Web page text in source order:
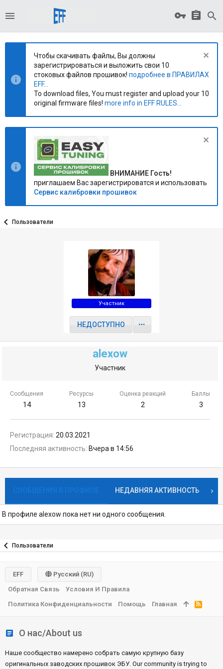
Чтобы скачивать файлы, Вы должны
зарегистрироваться и выложить свои 10
стоковых файлов прошивок! подробнее в ПРАВИЛАХ
EFF...
To download files, You must register and upload your 10
original firmware files! more info in EFF RULES...
ВНИМАНИЕ Гость!
приглашаем Вас зарегистрироватся и использовать
Сервис калибровки прошивок
Пользователи
Участник
НЕДОСТУПНО
alexow
Участник
Сообщения
14
Ресурсы
13
Оценка реакций
2
Баллы
3
Регистрация 20.03.2021
Последняя активность Вчера в 14:56
СООБЩЕНИЯ В ПРОФИЛЕ НЕДАВНЯЯ АКТИВНОСТЬ
В профиле alexow пока нет ни одного сообщения.
Пользователи
О нас/About us
Наше сообщество намерено собрать самую крупную базу
оригинальных заводских прошивок ЭБУ. Our community is trying to
EFF
Русский (RU)
Обратная Связь
Условия И Правила
Политика Конфиденциальности
Помощь Главная
R
S